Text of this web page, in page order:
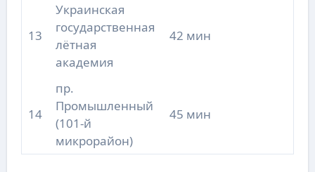
13
Украинская
государственная
лётная
академия
42 мин
14
пр.
Промышленный
(101-й
микрорайон)
45 мин